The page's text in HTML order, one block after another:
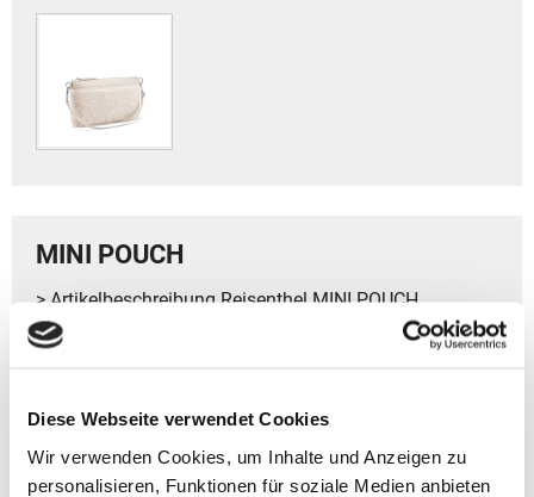
Diese Webseite verwendet Cookies
Wir verwenden Cookies, um Inhalte und Anzeigen zu
personalisieren, Funktionen für soziale Medien anbieten
MINI POUCH
> Artikelbeschreibung Reisenthel MINI POUCH
- Volumen: ca. 1 l
- Kompakte Tasche für kleine Essentials wie Schlüssel,
Handy und Lippenstift.